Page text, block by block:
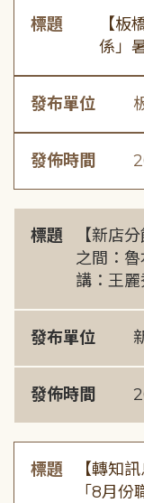
標題
【板
係」
發布單位
發佈時間
標題
【新店
之間：
講：王
發布單位
發佈時間
標題
【轉知
「8月